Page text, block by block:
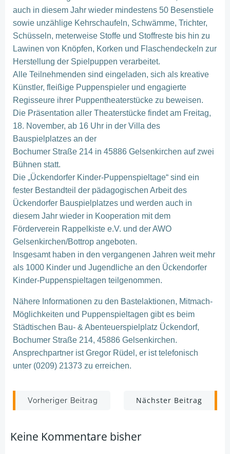
auch in diesem Jahr wieder mindestens 50 Besenstiele
sowie unzählige Kehrschaufeln, Schwämme, Trichter,
Schüsseln, meterweise Stoffe und Stoffreste bis hin zu
Lawinen von Knöpfen, Korken und Flaschendeckeln zur
Herstellung der Spielpuppen verarbeitet.
Alle Teilnehmenden sind eingeladen, sich als kreative
Künstler, fleißige Puppenspieler und engagierte
Regisseure ihrer Puppentheaterstücke zu beweisen.
Die Präsentation aller Theaterstücke findet am Freitag,
18. November, ab 16 Uhr in der Villa des
Bauspielplatzes an der
Bochumer Straße 214 in 45886 Gelsenkirchen auf zwei
Bühnen statt.
Die „Ückendorfer Kinder-Puppenspieltage“ sind ein
fester Bestandteil der pädagogischen Arbeit des
Ückendorfer Bauspielplatzes und werden auch in
diesem Jahr wieder in Kooperation mit dem
Förderverein Rappelkiste e.V. und der AWO
Gelsenkirchen/Bottrop angeboten.
Insgesamt haben in den vergangenen Jahren weit mehr
als 1000 Kinder und Jugendliche an den Ückendorfer
Kinder-Puppenspieltagen teilgenommen.
Nähere Informationen zu den Bastelaktionen, Mitmach-
Möglichkeiten und Puppenspieltagen gibt es beim
Städtischen Bau- & Abenteuerspielplatz Ückendorf,
Bochumer Straße 214, 45886 Gelsenkirchen.
Ansprechpartner ist Gregor Rüdel, er ist telefonisch
unter (0209) 21373 zu erreichen.
Post
navigation
Vorheriger Beitrag
Post
navigation
Nächster Beitrag
Keine Kommentare bisher